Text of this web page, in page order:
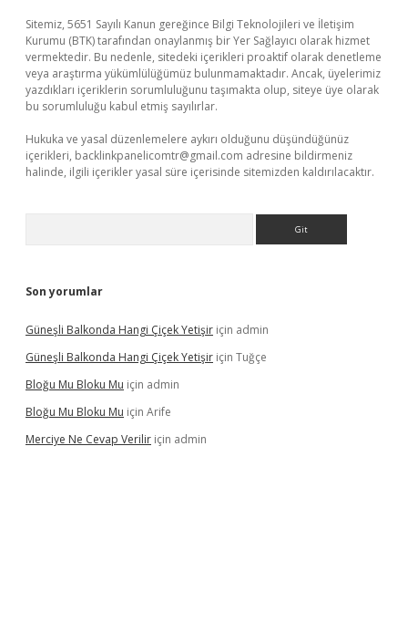
Sitemiz, 5651 Sayılı Kanun gereğince Bilgi Teknolojileri ve İletişim
Kurumu (BTK) tarafından onaylanmış bir Yer Sağlayıcı olarak hizmet
vermektedir. Bu nedenle, sitedeki içerikleri proaktif olarak denetleme
veya araştırma yükümlülüğümüz bulunmamaktadır. Ancak, üyelerimiz
yazdıkları içeriklerin sorumluluğunu taşımakta olup, siteye üye olarak
bu sorumluluğu kabul etmiş sayılırlar.
Hukuka ve yasal düzenlemelere aykırı olduğunu düşündüğünüz
içerikleri, backlinkpanelicomtr@gmail.com adresine bildirmeniz
halinde, ilgili içerikler yasal süre içerisinde sitemizden kaldırılacaktır.
Son yorumlar
Güneşli Balkonda Hangi Çiçek Yetişir için admin
Güneşli Balkonda Hangi Çiçek Yetişir için Tuğçe
Bloğu Mu Bloku Mu için admin
Bloğu Mu Bloku Mu için Arife
Merciye Ne Cevap Verilir için admin